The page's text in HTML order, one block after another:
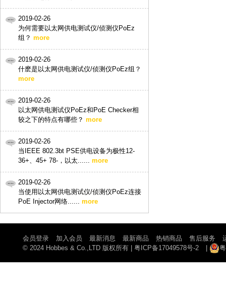
2019-02-26
为何需要以太网供电测试仪/侦测仪PoEz
组？ more
2019-02-26
什麽是以太网供电测试仪/侦测仪PoEz组？
more
2019-02-26
以太网供电测试仪PoEz和PoE Checker相
较之下的特点有哪些？ more
2019-02-26
当IEEE 802.3bt PSE供电设备为极性12-
36+、45+ 78-，以太...... more
2019-02-26
当使用以太网供电测试仪/侦测仪PoEz连接
PoE Injector网络...... more
会员登录 加入会员 最新消息 最新商品 热销商品 售后服务
© 2024 Hobbes & Co.,LTD 版权所有
粤ICP备17049578号-2